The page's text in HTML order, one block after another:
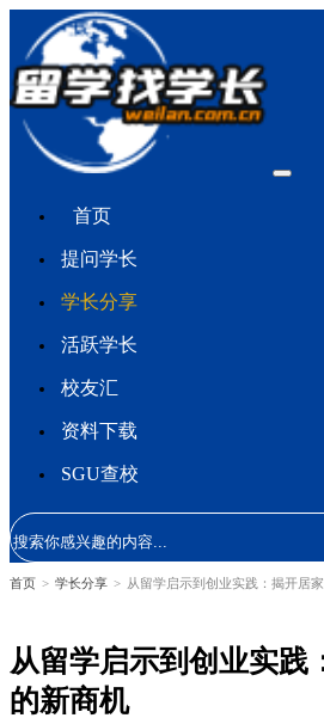
首页
提问学长
学长分享
活跃学长
校友汇
资料下载
SGU查校
首页 > 学长分享 > 从留学启示到创业实践：揭开居
从留学启示到创业实践
的新商机